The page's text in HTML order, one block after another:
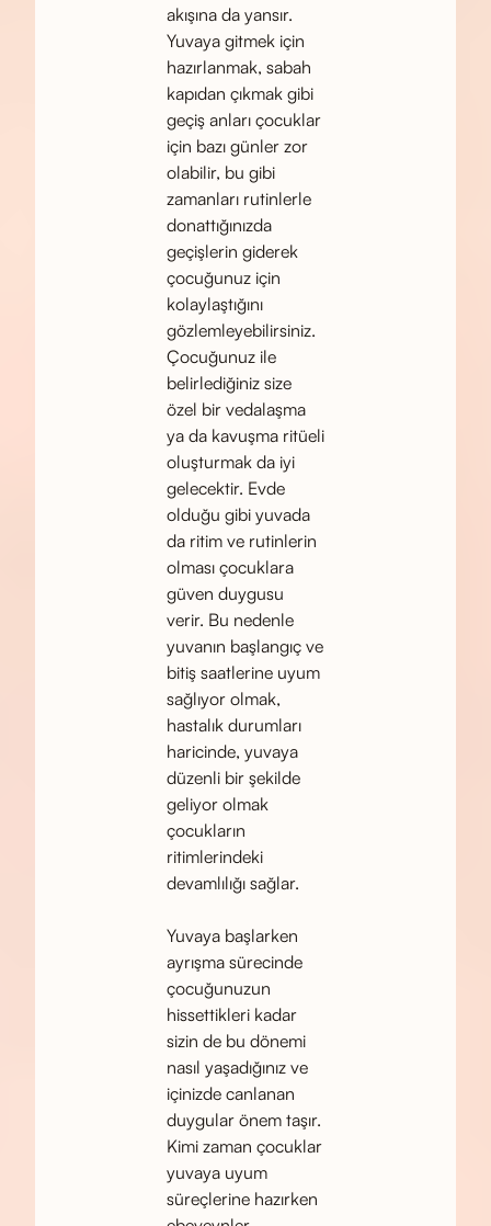
akışına da yansır.
Yuvaya gitmek için
hazırlanmak, sabah
kapıdan çıkmak gibi
geçiş anları çocuklar
için bazı günler zor
olabilir, bu gibi
zamanları rutinlerle
donattığınızda
geçişlerin giderek
çocuğunuz için
kolaylaştığını
gözlemleyebilirsiniz.
Çocuğunuz ile
belirlediğiniz size
özel bir vedalaşma
ya da kavuşma ritüeli
oluşturmak da iyi
gelecektir. Evde
olduğu gibi yuvada
da ritim ve rutinlerin
olması çocuklara
güven duygusu
verir. Bu nedenle
yuvanın başlangıç ve
bitiş saatlerine uyum
sağlıyor olmak,
hastalık durumları
haricinde, yuvaya
düzenli bir şekilde
geliyor olmak
çocukların
ritimlerindeki
devamlılığı sağlar.
Yuvaya başlarken
ayrışma sürecinde
çocuğunuzun
hissettikleri kadar
sizin de bu dönemi
nasıl yaşadığınız ve
içinizde canlanan
duygular önem taşır.
Kimi zaman çocuklar
yuvaya uyum
süreçlerine hazırken